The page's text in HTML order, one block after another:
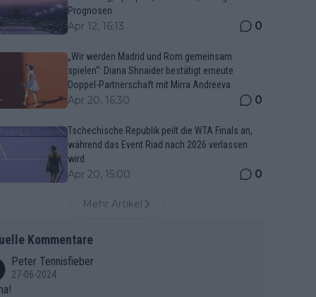
Prognosen
Apr 12, 16:13 0
„Wir werden Madrid und Rom gemeinsam
spielen“: Diana Shnaider bestätigt erneute
Doppel-Partnerschaft mit Mirra Andreeva
Apr 20, 16:30 0
Tschechische Republik peilt die WTA Finals an,
während das Event Riad nach 2026 verlassen
wird
Apr 20, 15:00 0
Mehr Artikel
Kommentare
Peter Tennisfieber
27-06-2024